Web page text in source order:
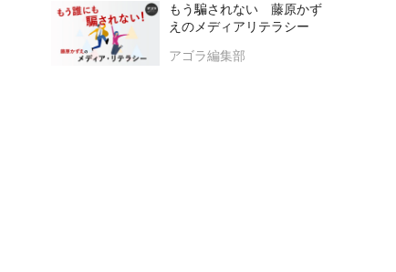
もう騙されない 藤原かず
えのメディアリテラシー
アゴラ編集部